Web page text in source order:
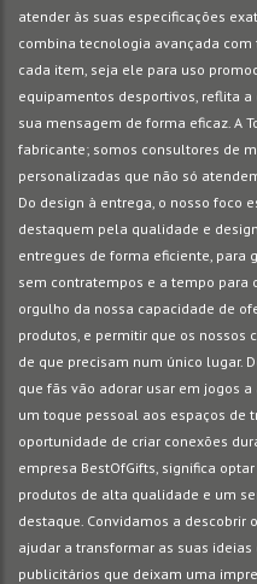
atender às suas especificações
combina tecnologia avançada
cada item, seja ele para uso
equipamentos desportivos, reflita
sua mensagem de forma eficaz. A
fabricante; somos consultores de
personalizadas que não só
Do design à entrega, o nosso foco
destaquem pela qualidade e
entregues de forma eficiente, para
sem contratempos e a tempo para
orgulho da nossa capacidade de
produtos, e permitir que os nossos
de que precisam num único lugar.
que fãs vão adorar usar em jogos
um toque pessoal aos espaços de
oportunidade de criar conexões
empresa BestOfGifts, significa
produtos de alta qualidade e um
destaque. Convidamos a descobrir
ajudar a transformar as suas
publicitários que deixam uma